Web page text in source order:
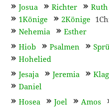
Josua
Richter Ruth
1Könige
2Könige
Nehemia
Esther
Hiob
Psalmen
Hohelied
Jesaja
Jeremia
Daniel
Hosea
Joel Amos